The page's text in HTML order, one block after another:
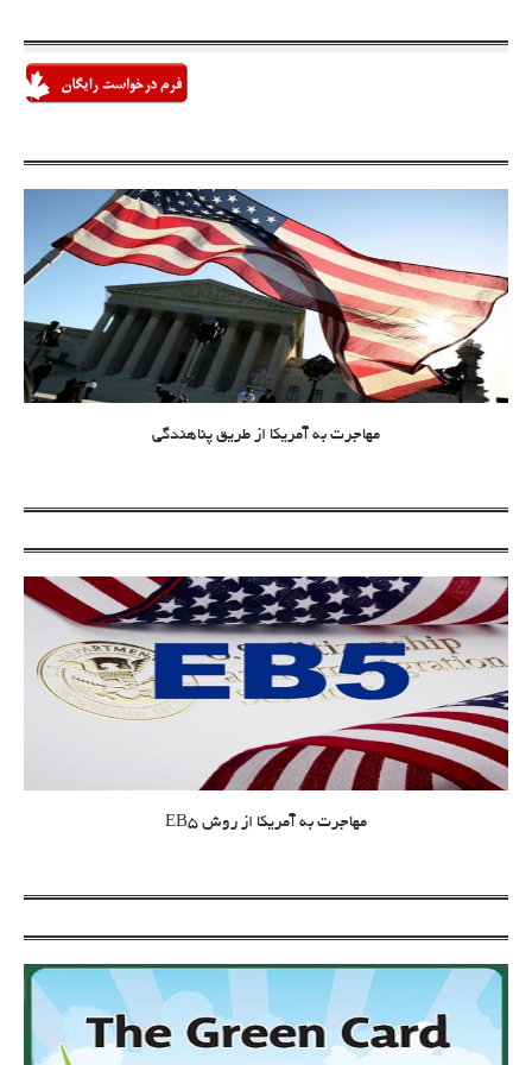
مهاجرت به آمریکا از طریق پناهندگی
مهاجرت به آمریکا از روش EB5